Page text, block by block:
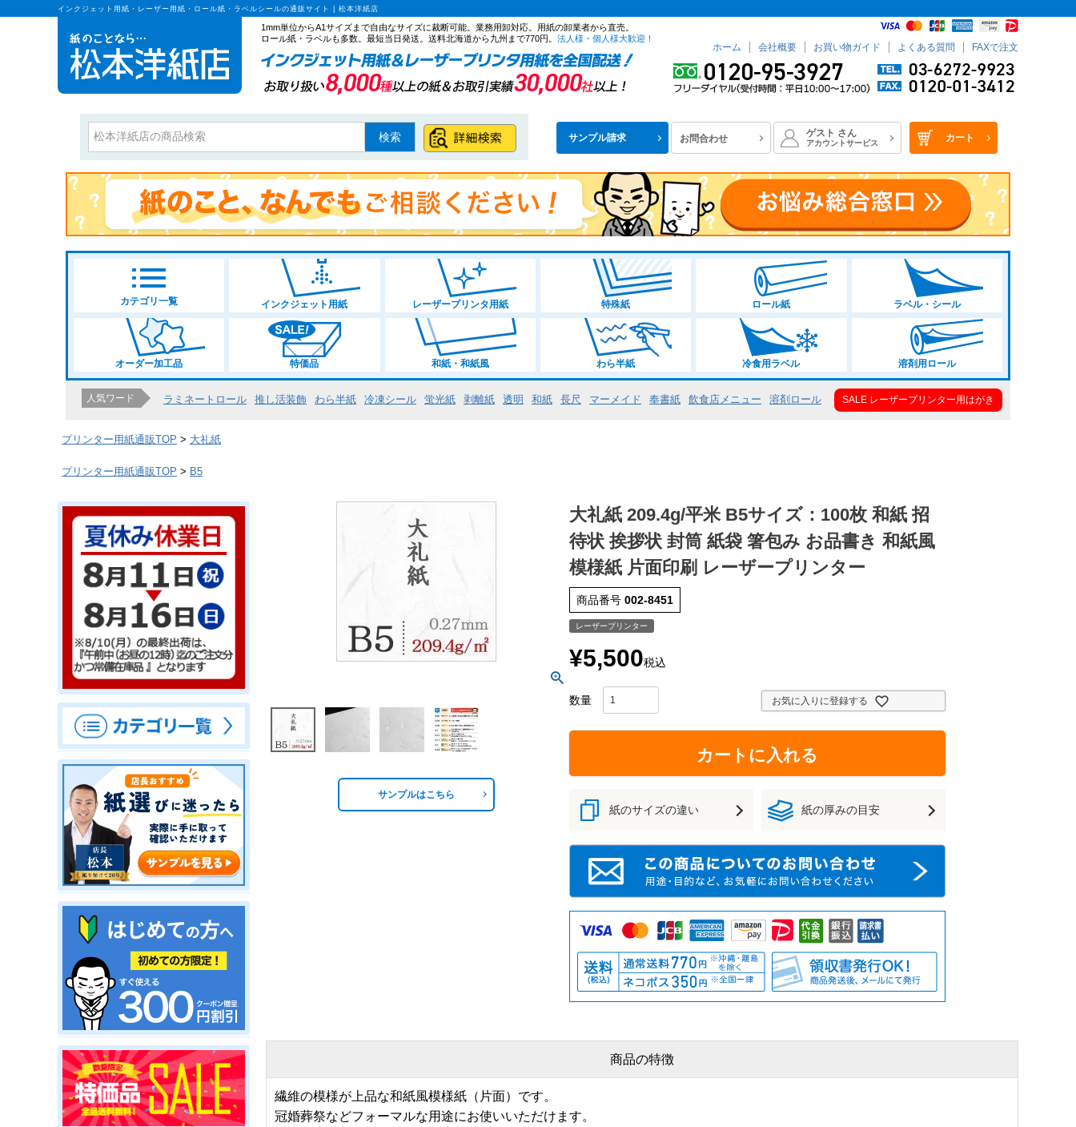
インクジェット用紙・レーザー用紙・ロール紙・ラベルシールの通販サイト | 松本洋紙店
1mm単位からA1サイズまで自由なサイズに裁断可能。業務用卸対応。用紙の卸業者から直売。
ロール紙・ラベルも多数。最短当日発送。送料北海道から九州まで770円。 法人様・個人様大歓迎！
ホーム 会社概要 お買い物ガイド よくある質問 FAXで注文
サンプル請求 お問合わせ ゲスト さん
アカウントサービス カート
検索
カテゴリ一覧 インクジェット用紙 レーザープリンタ用紙 特殊紙 ロール紙 ラベル・シール
オーダー加工品 特価品 和紙・和紙風 わら半紙 冷食用ラベル 溶剤用ロール
人気ワード ラミネートロール 推し活装飾 わら半紙 冷凍シール 蛍光紙 剥離紙 透明 和紙 長尺 マーメイド 奉書紙 飲食店メニュー 溶剤ロール SALE レーザープリンター用はがき
プリンター用紙通販TOP 大礼紙
プリンター用紙通販TOP B5
サンプルはこちら
大礼紙 209.4g/平米 B5サイズ：100枚 和紙 招
待状 挨拶状 封筒 紙袋 箸包み お品書き 和紙風
模様紙 片面印刷 レーザープリンター
商品番号 002-8451
レーザープリンター
¥5,500税込
お気に入りに登録する
カートに入れる
紙のサイズの違い 紙の厚みの目安
商品の特徴
繊維の模様が上品な和紙風模様紙（片面）です。
冠婚葬祭などフォーマルな用途にお使いいただけます。